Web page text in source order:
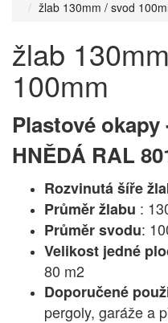
žlab 130mm / svod
žlab
100mm
Plastové okapy
HNĚDÁ RAL
Rozvinutá šíře
Průměr žlabu :
Průměr svodu:
Velikost jedné
80 m2
Doporučené
pergoly, garáže a